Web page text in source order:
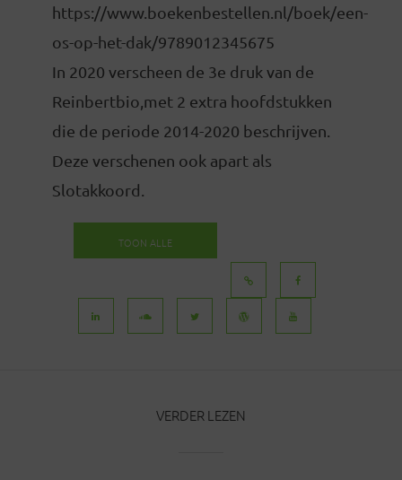
https://www.boekenbestellen.nl/boek/een-
os-op-het-dak/9789012345675
In 2020 verscheen de 3e druk van de
Reinbertbio,met 2 extra hoofdstukken
die de periode 2014-2020 beschrijven.
Deze verschenen ook apart als
Slotakkoord.
TOON ALLE
VERDER LEZEN